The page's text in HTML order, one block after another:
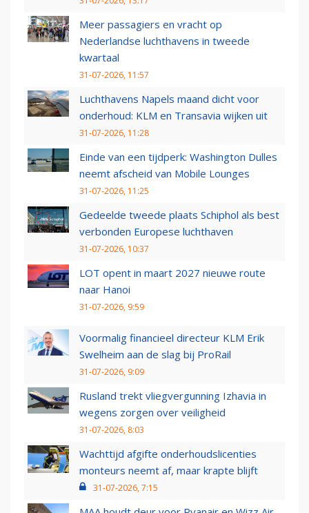
Meer passagiers en vracht op
Nederlandse luchthavens in tweede
kwartaal
31-07-2026, 11:57
Luchthavens Napels maand dicht voor
onderhoud: KLM en Transavia wijken uit
31-07-2026, 11:28
Einde van een tijdperk: Washington Dulles
neemt afscheid van Mobile Lounges
31-07-2026, 11:25
Gedeelde tweede plaats Schiphol als best
verbonden Europese luchthaven
31-07-2026, 10:37
LOT opent in maart 2027 nieuwe route
naar Hanoi
31-07-2026, 9:59
Voormalig financieel directeur KLM Erik
Swelheim aan de slag bij ProRail
31-07-2026, 9:09
Rusland trekt vliegvergunning Izhavia in
wegens zorgen over veiligheid
31-07-2026, 8:03
Wachttijd afgifte onderhoudslicenties
monteurs neemt af, maar krapte blijft
31-07-2026, 7:15